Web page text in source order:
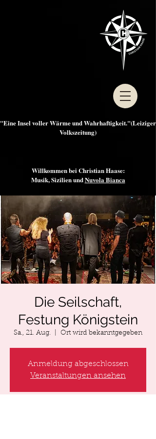
"Eine Insel voller Wärme und Wahrhaftigkeit."(Leiziger
Volkszeitung)
Willkommen bei Christian Haase:
Musik, Sizilien undNuvola Bianca
Die Seilschaft,
Festung Königstein
Sa., 21. Aug. Ort wird bekanntgegeben
Anmeldung abgeschlossen
Veranstaltungen ansehen